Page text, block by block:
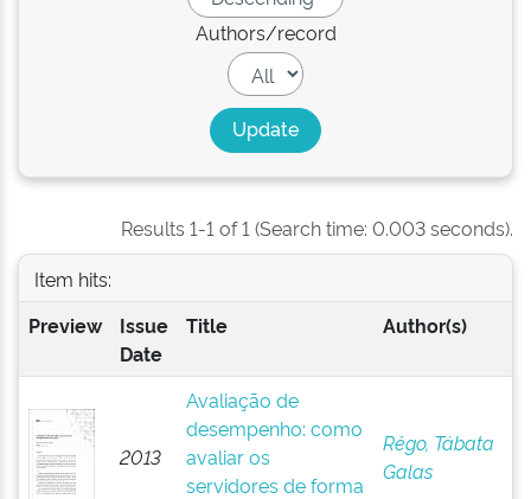
Authors/record
Results 1-1 of 1 (Search time: 0.003 seconds).
Item hits:
Preview
Issue
Date
Title Author(s)
2013
Avaliação de
desempenho: como
avaliar os
servidores de forma
Rêgo, Tábata
Galas